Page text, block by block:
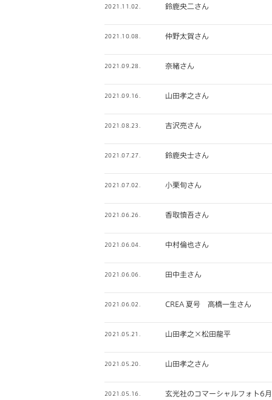
2021.11.02. 鈴鹿央二さん
2021.10.08. 仲野太賀さん
2021.09.28. 奈緒さん
2021.09.16. 山田孝之さん
2021.08.23. 吉沢亮さん
2021.07.27. 鈴鹿央士さん
2021.07.02. 小栗旬さん
2021.06.26. 香取慎吾さん
2021.06.04. 中村倫也さん
2021.06.06. 田中圭さん
2021.06.02. CREA 夏号 高橋一生さん
2021.05.21. 山田孝之×松田龍平
2021.05.20. 山田孝之さん
2021.05.16. 玄光社のコマーシャルフォト